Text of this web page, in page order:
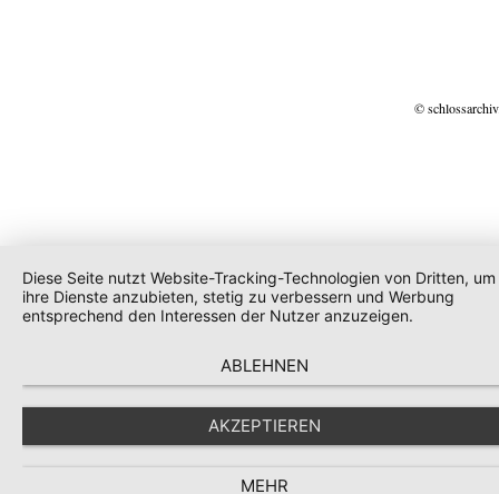
©
Diese Seite nutzt Website-Tracking-Technologien von Dritten, um
ihre Dienste anzubieten, stetig zu verbessern und Werbung
entsprechend den Interessen der Nutzer anzuzeigen.
ABLEHNEN
AKZEPTIEREN
MEHR